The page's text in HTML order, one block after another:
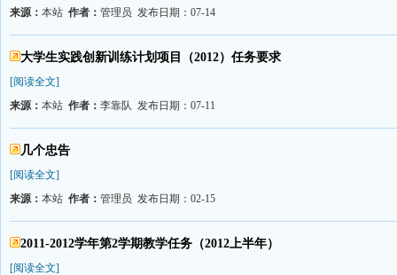
来源： 本站 作者： 管理员 发布日期：07-14
大学生实践创新训练计划项目（2012）任务要求
[阅读全文]
来源： 本站 作者： 李靠队 发布日期：07-11
几个忠告
[阅读全文]
来源： 本站 作者： 管理员 发布日期：02-15
2011-2012学年第2学期教学任务（2012上半年）
[阅读全文]